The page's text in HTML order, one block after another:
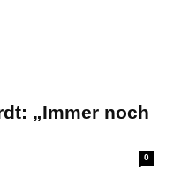
„Immer noch
0